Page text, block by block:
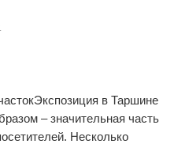
в Таршине
– значительная часть
Несколько